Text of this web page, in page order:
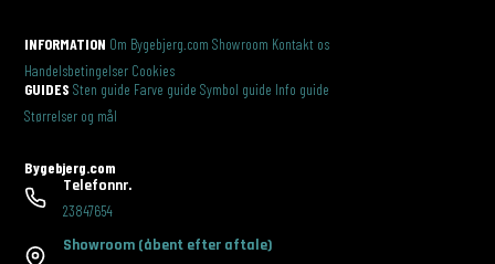
INFORMATION Om Bygebjerg.com Showroom Kontakt os
Handelsbetingelser Cookies
GUIDES Sten guide Farve guide Symbol guide Info guide
Størrelser og mål
Bygebjerg.com
Telefonnr.
23847654
Showroom (åbent efter aftale)